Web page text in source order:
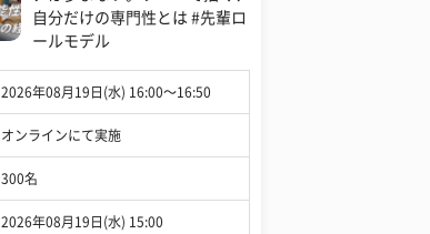
自分だけの専門性とは #先輩ロ
ールモデル
2026年08月19日(水) 16:00〜16:50
オンラインにて実施
300名
2026年08月19日(水) 15:00